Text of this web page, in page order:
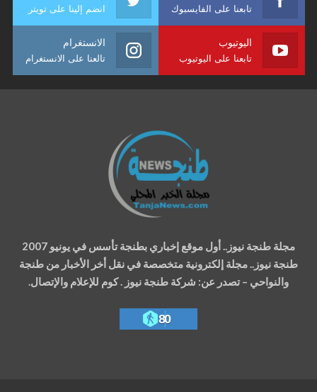
تابعنا على الفايسبوك انضم إلينا على تويتر
اليوتيوب
تابعنا على اليوتيوب
الانستغرام
تالعنا على الانستغرام
مجلة طنجة نيوز.. أول موقع إخباري بطنجة تأسس في يونيو 2007
طنجة نيوز.. مجلة إلكترونية متخصصة في نقل أخر الأخبار من طنجة
والنواحي – تصدر عن: شركة طنجة نيوز . كوم للإعلام والإتصال.
80